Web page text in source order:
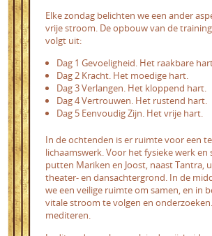
Elke zondag belichten we een ander
vrije stroom. De opbouw van de
volgt uit:
Dag 1 Gevoeligheid. Het raakbare
Dag 2 Kracht. Het moedige hart.
Dag 3 Verlangen. Het kloppend hart.
Dag 4 Vertrouwen. Het rustend hart.
Dag 5 Eenvoudig Zijn. Het vrije hart.
In de ochtenden is er ruimte voor een
lichaamswerk. Voor het fysieke werk en
putten Mariken en Joost, naast Tantra,
theater- en dansachtergrond. In de
we een veilige ruimte om samen, en in
vitale stroom te volgen en
mediteren.